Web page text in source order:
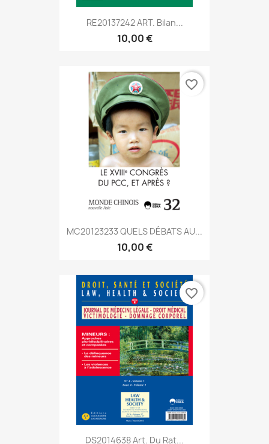
RE20137242 ART. Bilan...
10,00 €
MC20123233 QUELS DÉBATS AU...
10,00 €
favorite_border
DS2014638 Art. Du Rat...
favorite_border